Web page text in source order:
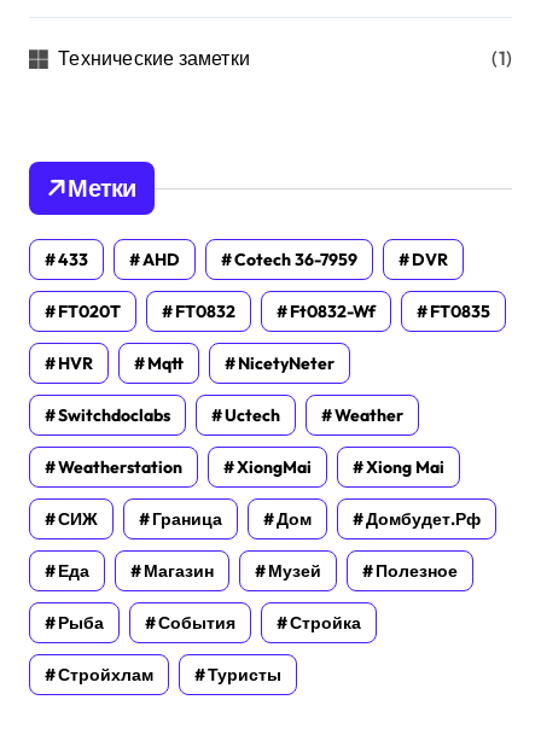
Технические заметки (1)
Метки
433 AHD Cotech 36-7959 DVR
FT020T FT0832 Ft0832-Wf FT0835
HVR Mqtt NicetyNeter
Switchdoclabs Uctech Weather
Weatherstation XiongMai Xiong Mai
СИЖ Граница Дом Домбудет.рф
Еда Магазин Музей Полезное
Рыба События Стройка
Стройхлам Туристы